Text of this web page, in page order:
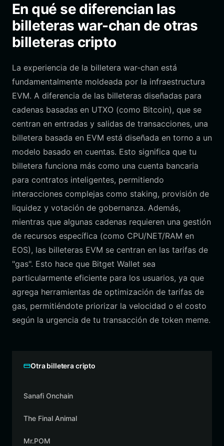
En qué se diferencian las
billeteras war-chan de otras
billeteras cripto
La experiencia de la billetera war-chan está
fundamentalmente moldeada por la infraestructura
EVM. A diferencia de las billeteras diseñadas para
cadenas basadas en UTXO (como Bitcoin), que se
centran en entradas y salidas de transacciones, una
billetera basada en EVM está diseñada en torno a un
modelo basado en cuentas. Esto significa que tu
billetera funciona más como una cuenta bancaria
para contratos inteligentes, permitiendo
interacciones complejas como staking, provisión de
liquidez y votación de gobernanza. Además,
mientras que algunas cadenas requieren una gestión
de recursos específica (como CPU/NET/RAM en
EOS), las billeteras EVM se centran en las tarifas de
"gas". Esto hace que Bitget Wallet sea
particularmente eficiente para los usuarios, ya que
agrega herramientas de optimización de tarifas de
gas, permitiéndote priorizar la velocidad o el costo
según la urgencia de tu transacción de token meme.
Otra billetera cripto
Sanafi Onchain
The Final Animal
Mr.POM